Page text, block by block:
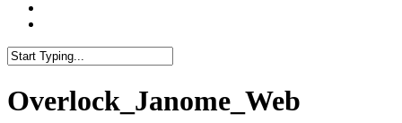
Overlock_Janome_Web